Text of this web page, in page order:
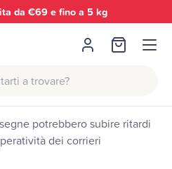
a 5 kg
AccediBorsa
Menu
potrebbero subire ritardi
dei corrieri